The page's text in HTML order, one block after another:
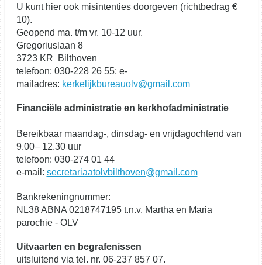
U kunt hier ook misintenties doorgeven (richtbedrag €
10).
Geopend ma. t/m vr. 10-12 uur.
Gregoriuslaan 8
3723 KR Bilthoven
telefoon: 030-228 26 55; e-
mailadres: kerkelijkbureauolv@gmail.com
Financiële administratie en kerkhofadministratie
Bereikbaar maandag-, dinsdag- en vrijdagochtend van
9.00– 12.30 uur
telefoon: 030-274 01 44
e-mail: secretariaatolvbilthoven@gmail.com
Bankrekeningnummer:
NL38 ABNA 0218747195 t.n.v. Martha en Maria
parochie - OLV
Uitvaarten en begrafenissen
uitsluitend via tel. nr. 06-237 857 07.